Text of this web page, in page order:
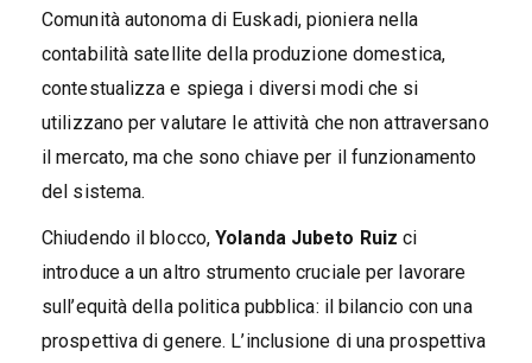
Comunità autonoma di Euskadi, pioniera nella
contabilità satellite della produzione domestica,
contestualizza e spiega i diversi modi che si
utilizzano per valutare le attività che non attraversano
il mercato, ma che sono chiave per il funzionamento
del sistema.
Chiudendo il blocco,Yolanda Jubeto Ruiz ci
introduce a un altro strumento cruciale per lavorare
sull’equità della politica pubblica: il bilancio con una
prospettiva di genere. L’inclusione di una prospettiva